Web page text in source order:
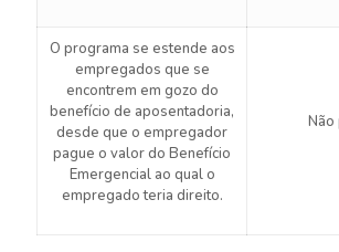
O programa se estende aos
empregados que se
encontrem em gozo do
benefício de aposentadoria,
desde que o empregador
pague o valor do Benefício
Emergencial ao qual o
empregado teria direito.
Não